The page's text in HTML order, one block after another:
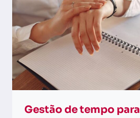
Gestão de tempo para